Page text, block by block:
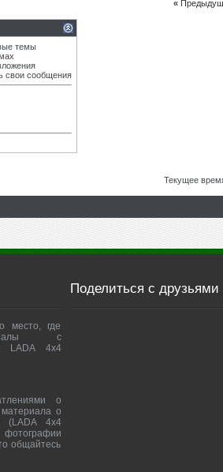
«
темы
свои сообщения
Текущее
место, где
с
LADA 4x4
о
материала о
(LADA 4x4
общайтесь
Поделиться с друзьями